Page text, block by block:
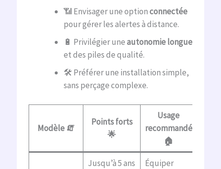
📶 Envisager une optionconnectée
pour gérer les alertes à distance.
🔋 Privilégier uneautonomie longue
et des piles de qualité.
🛠️ Préférer une installation simple,
sans perçage complexe.
Modèle 🧯
Points forts
🌟
Usage
recommandé
🏠
Jusqu’à 5 ans
Équiper